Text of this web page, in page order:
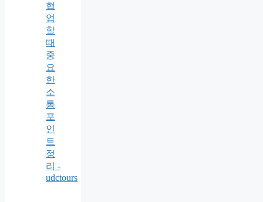
협
업
할
때
중
요
한
소
통
포
인
트
정
리 -
udctours